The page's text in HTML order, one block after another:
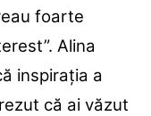
foarte
Alina
inspirația a
că ai văzut